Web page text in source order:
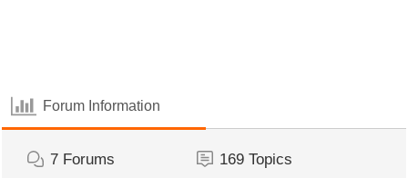
Forum Information
7 Forums 169 Topics